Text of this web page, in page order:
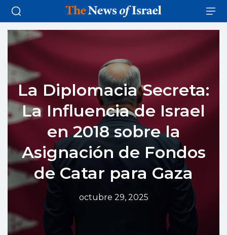
La Diplomacia Secreta:
La Influencia de Israel
en 2018 sobre la
Asignación de Fondos
de Catar para Gaza
octubre 29, 2025